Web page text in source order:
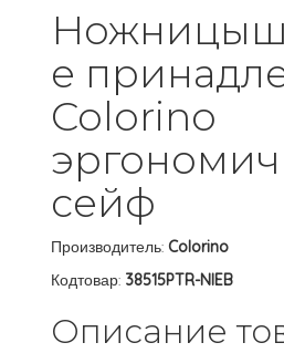
е
Colorino
сейф
Производитель: Colorino
Кодтовар: 38515PTR-NIEB
Описание